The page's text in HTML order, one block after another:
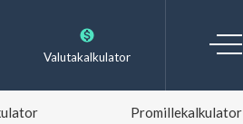
Valutakalkulator
Promillekalkulator